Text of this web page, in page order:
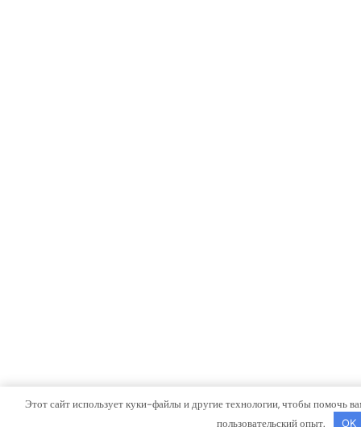
Этот сайт использует куки-файлы и другие технологии, чтобы помочь
пользовательский опыт.
OK